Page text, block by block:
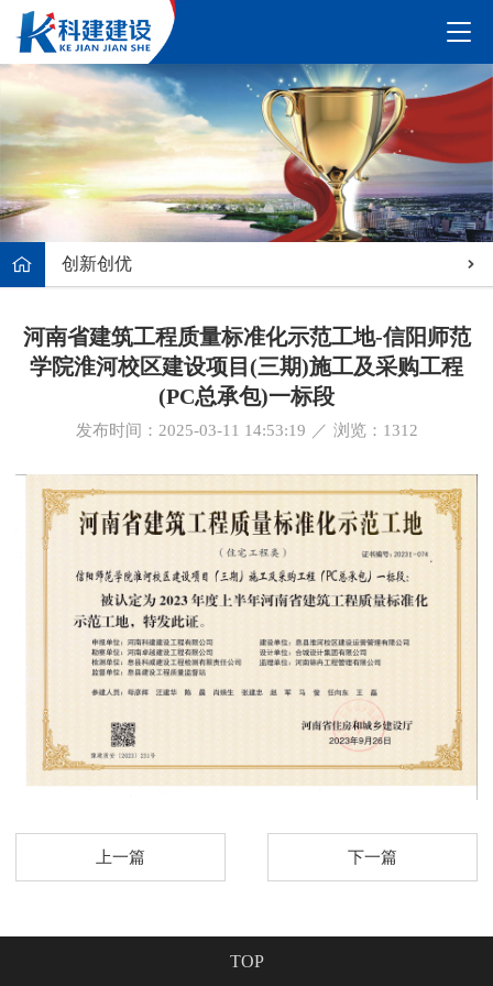
创新创优
河南省建筑工程质量标准化示范工地-信阳师范
学院淮河校区建设项目(三期)施工及采购工程
(PC总承包)一标段
发布时间：2025-03-11 14:53:19 ／ 浏览： 1312
上一篇 下一篇
TOP